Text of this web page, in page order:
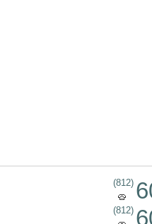
(812)
(812)